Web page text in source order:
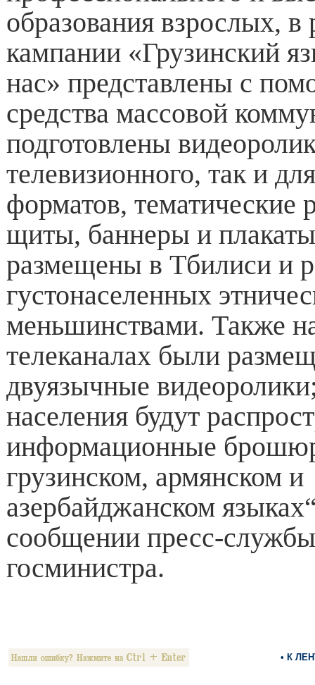
образования взрослых, в
кампании «Грузинский
нас» представлены с
средства массовой
подготовлены
телевизионного, так и
форматов, тематические
щиты, баннеры и
размещены в Тбилиси и
густонаселенных
меньшинствами. Также
телеканалах были
двуязычные
населения будут
информационные
грузинском, армянском и
азербайджанском
сообщении пресс-
госминистра.
• К